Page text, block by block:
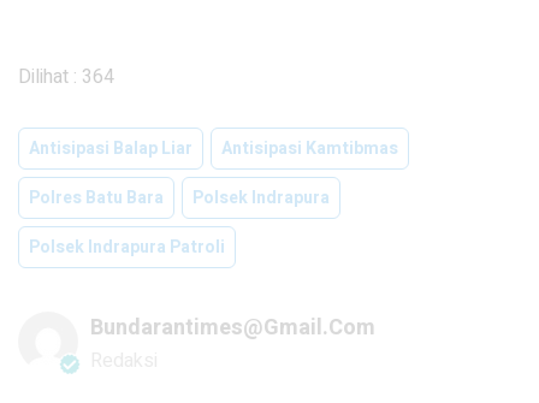
Dilihat : 364
Antisipasi Balap Liar
Antisipasi Kamtibmas
Polres Batu Bara
Polsek Indrapura
Polsek Indrapura Patroli
Bundarantimes@gmail.com